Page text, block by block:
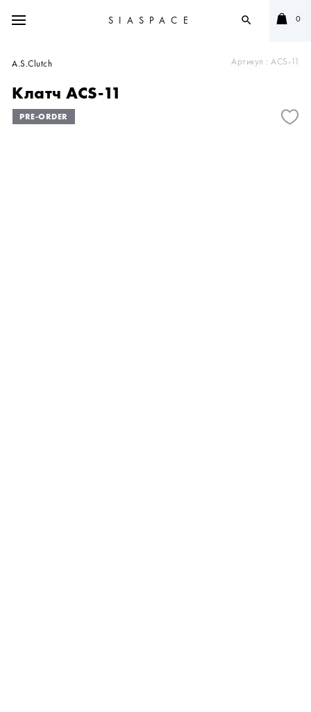
SIASPACE search 0
Артикул : ACS-11
A.S.Clutch
Клатч ACS-11